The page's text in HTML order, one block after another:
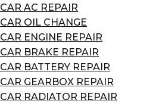
CAR AC REPAIR
CAR OIL CHANGE
CAR ENGINE REPAIR
CAR BRAKE REPAIR
CAR BATTERY REPAIR
CAR GEARBOX REPAIR
CAR RADIATOR REPAIR